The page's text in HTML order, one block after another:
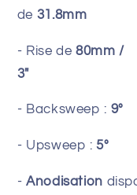
de 31.8mm
- Rise de 80mm /
3"
- Backsweep : 9°
- Upsweep : 5°
- Anodisation